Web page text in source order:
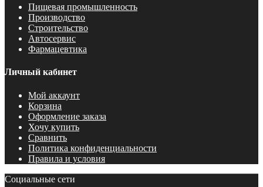
Пищевая промышленность
Производство
Строительство
Автосервис
Фармацевтика
Личный кабинет
Мой аккаунт
Корзина
Оформление заказа
Хочу купить
Сравнить
Политика конфиденциальности
Правила и условия
Социальные сети